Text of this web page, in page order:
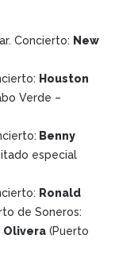
Concierto: New
Houston
Verde –
Benny
especial
Ronald
de Soneros:
Olivera (Puerto